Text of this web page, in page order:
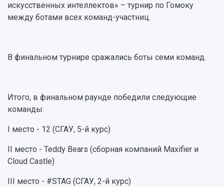
Общественные организации
Институт искусственного интеллекта
Архив
Устойчивое развитие
3D-тур по университету
Учебный аэродром
Центр истории авиационных двигателей
Ботанический сад
Платные образовательные услуги
Скидки на обучение
Библиотека
Противодействие COVID-19
Результаты научно-исследовательской
деятельности
Областной конкурс "Молодой учёный"
Журналы Самарского университета
Научные конференции
Публикации и издания
Отчеты о проведенных конференциях
искусственных интеллектов» – турнир по Гомоку
между ботами всех команд-участниц.
В финальном турнире сражались боты семи команд.
Итого, в финальном раунде победили следующие
команды:
I место - 12 (СГАУ, 5-й курс)
II место - Teddy Bears (сборная компаний Maxifier и
Cloud Castle)
III место - #STAG (СГАУ, 2-й курс)